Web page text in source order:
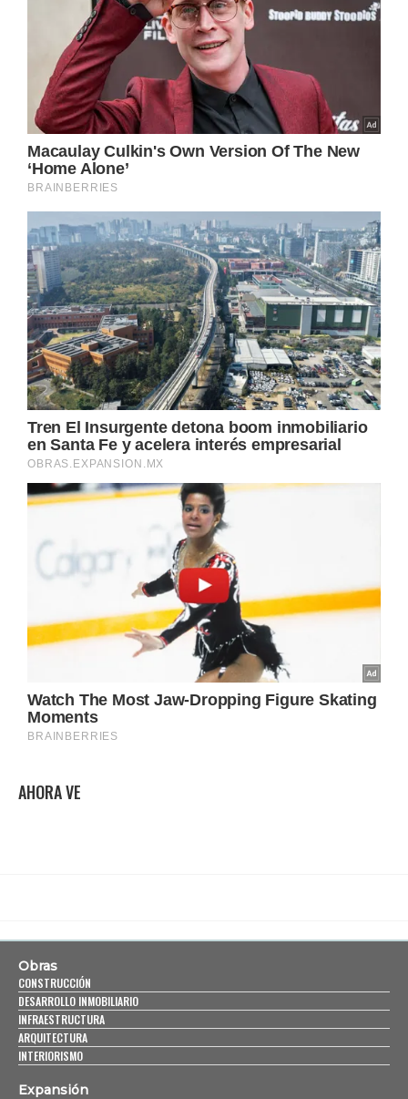
AHORA VE
Obras
CONSTRUCCIÓN
DESARROLLO INMOBILIARIO
INFRAESTRUCTURA
ARQUITECTURA
INTERIORISMO
Expansión